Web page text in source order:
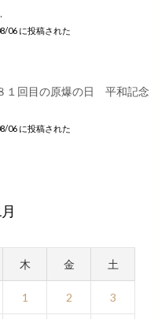
06 に投稿された
１回目の原爆の日 平和記念
06 に投稿された
木 金 土
1 2 3